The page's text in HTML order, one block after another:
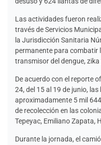
Las actividades fueron
través de Servicios
la Jurisdicción Sanitaria
permanente para combatir
transmisor del dengue,
De acuerdo con el reporte
24, del 15 al 19 de junio,
aproximadamente 5 mil
de recolección en las
Tepeyac, Emiliano Zapata,
Durante la jornada, el